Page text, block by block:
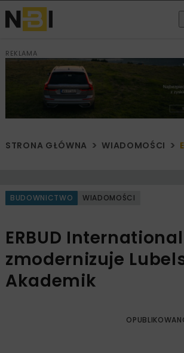
REKLAMA
STRONA GŁÓWNA WIADOMOŚCI
BUDOWNICTWO WIADOMOŚCI
ERBUD International
zmodernizuje
Akademik